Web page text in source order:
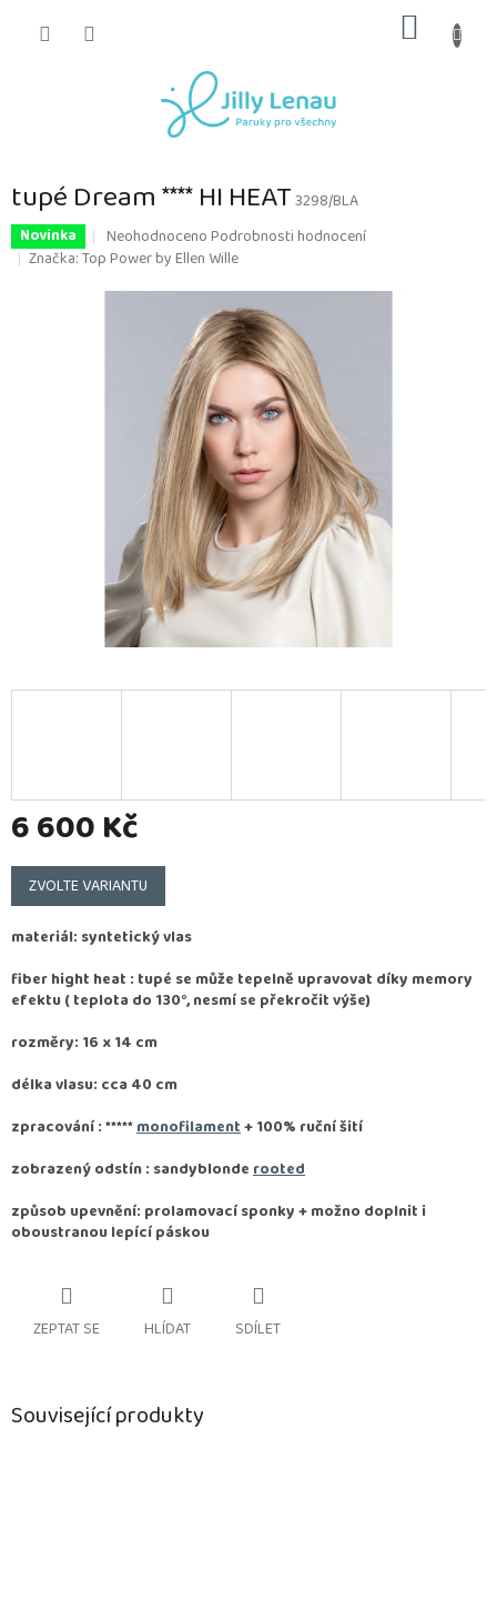
KOŠÍK
tupé Dream **** HI HEAT3298/BLA
Novinka
Průměrné
hodnocení
je
hvězdiček.
NeohodnocenoPodrobnosti hodnocení
Značka:Top Power by Ellen Wille
6 600 Kč
Měrná
cena:
ZVOLTE VARIANTU
materiál: syntetický vlas
fiber hight heat : tupé se může tepelně upravovat díky memory
efektu ( teplota do 130°, nesmí se překročit výše)
rozměry: 16 x 14 cm
délka vlasu: cca 40 cm
zpracování :*****monofilament+ 100% ruční šití
zobrazený odstín : sandyblonderooted
způsob upevnění: prolamovací sponky + možno doplnit i
oboustranou lepící páskou
ZEPTAT SE HLÍDAT SDÍLET
Související produkty